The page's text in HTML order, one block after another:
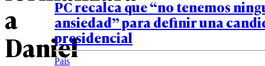
a
Daniel
PC recalca que “no tenemos
ansiedad” para definir una
presidencial
País